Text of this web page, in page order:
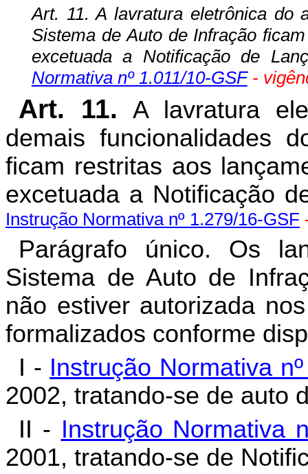
Art. 11. A lavratura eletrônica do
Sistema de Auto de Infração
excetuada a Notificação de
Normativa nº 1.011/10-GSF-
Art. 11. A lavratura
demais funcionalidades
ficam restritas aos
excetuada a Notificação
Instrução Normativa nº 1.279/16-GSF
Parágrafo único. Os
Sistema de Auto de
não estiver autorizada
formalizados conforme
I - Instrução Normativa
2002, tratando-se de auto
II - Instrução Normativa
2001, tratando-se de